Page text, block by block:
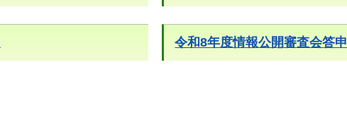
令和8年度情報公開審査会答申